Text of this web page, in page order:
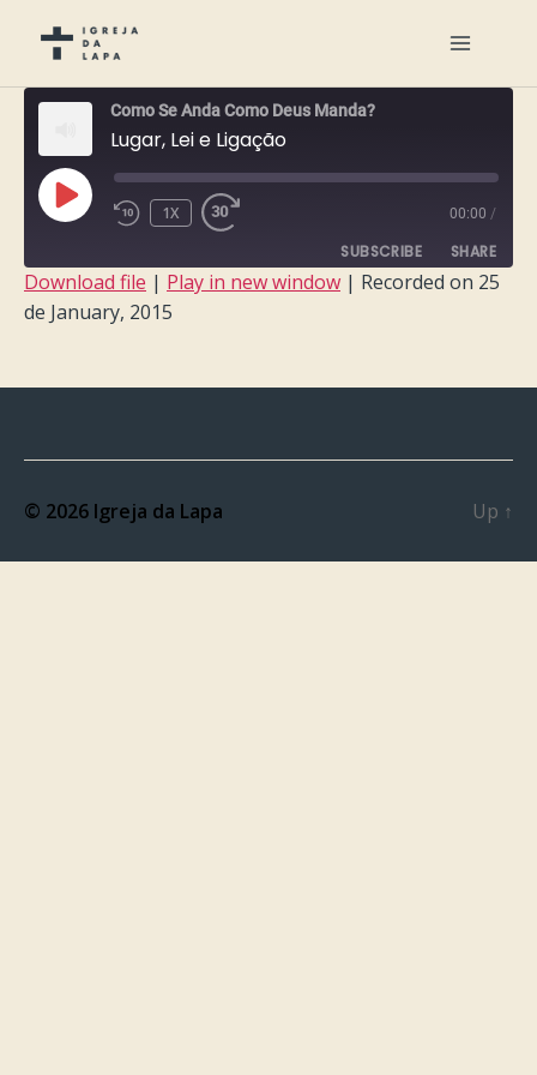
Como Se Anda Como Deus Manda?
Lugar, Lei e Ligação
PLAY
EPISODE
1X 00:00 /
SUBSCRIBE SHARE
SHARE
Download file | Play in new window | Recorded on 25
de January, 2015
© 2026 Igreja da Lapa Up ↑